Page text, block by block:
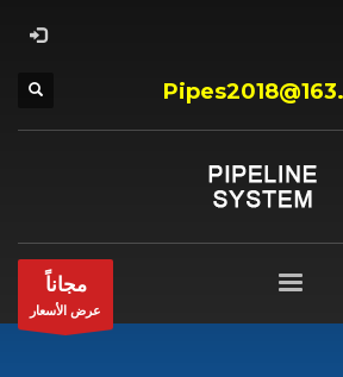
مجاناً
عرض الأسعار